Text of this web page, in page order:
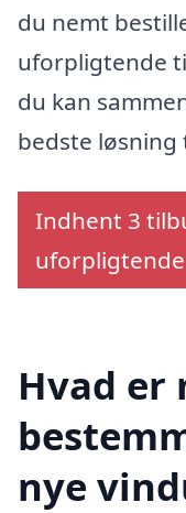
du nemt
uforpligtende
du kan
bedste løsning
Indhent 3
uforpligtende
Hvad er
nye